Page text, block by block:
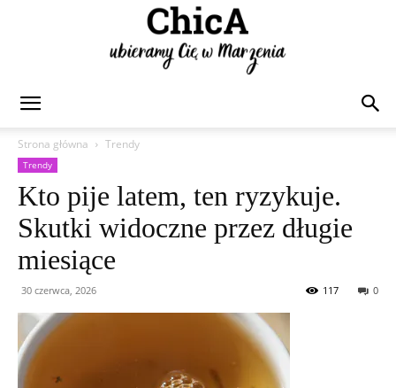
Strona główna
Trendy
Trendy
Kto pije latem, ten ryzykuje.
Skutki widoczne przez długie
miesiące
30 czerwca, 2026 0
117